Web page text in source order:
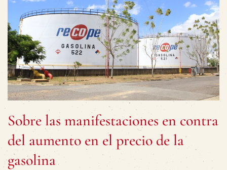
Sobre las manifestaciones en contra
del aumento en el precio de la
gasolina